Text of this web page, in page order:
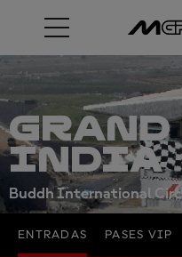
INDIA
Buddh International
ENTRADAS PASES VIP